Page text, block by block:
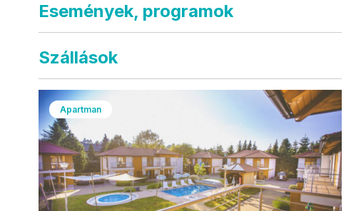
Események, programok
Szállások
Apartman